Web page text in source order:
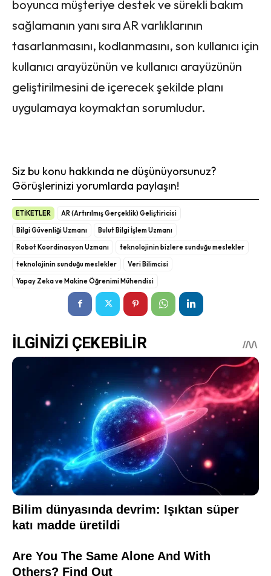
boyunca müşteriye destek ve sürekli bakım
sağlamanın yanı sıra AR varlıklarının
tasarlanmasını, kodlanmasını, son kullanıcı için
kullanıcı arayüzünün ve kullanıcı arayüzünün
geliştirilmesini de içerecek şekilde planı
uygulamaya koymaktan sorumludur.
Siz bu konu hakkında ne düşünüyorsunuz?
Görüşlerinizi yorumlarda paylaşın!
ETİKETLER
AR (Artırılmış Gerçeklik) Geliştiricisi
Bilgi Güvenliği Uzmanı
Bulut Bilgi İşlem Uzmanı
Robot Koordinasyon Uzmanı
teknolojinin bizlere sunduğu meslekler
teknolojinin sunduğu meslekler
Veri Bilimcisi
Yapay Zeka ve Makine Öğrenimi Mühendisi